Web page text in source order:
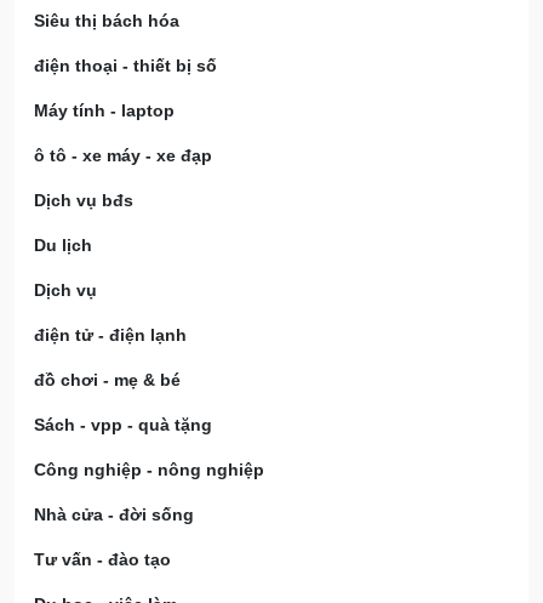
Siêu thị bách hóa
điện thoại - thiết bị số
Máy tính - laptop
ô tô - xe máy - xe đạp
Dịch vụ bđs
Du lịch
Dịch vụ
điện tử - điện lạnh
đồ chơi - mẹ & bé
Sách - vpp - quà tặng
Công nghiệp - nông nghiệp
Nhà cửa - đời sống
Tư vấn - đào tạo